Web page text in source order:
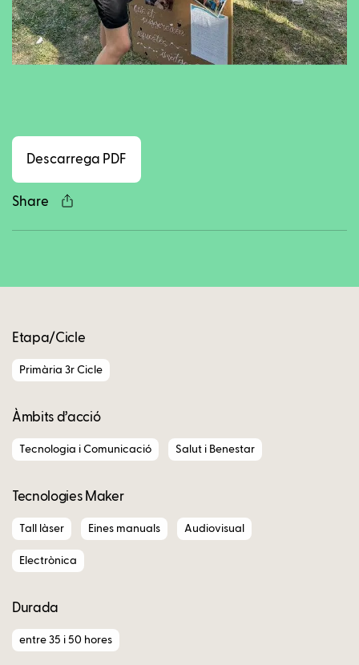
Descarrega PDF
Share
Etapa/Cicle
Primària 3r Cicle
Àmbits d’acció
Tecnologia i Comunicació Salut i Benestar
Tecnologies Maker
Tall làser Eines manuals Audiovisual
Electrònica
Durada
entre 35 i 50 hores